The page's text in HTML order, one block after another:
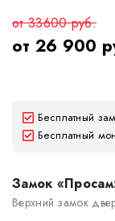
от 33600 руб.
от 26 900
Бесплатный
Бесплатный
Замок
Верхний замок